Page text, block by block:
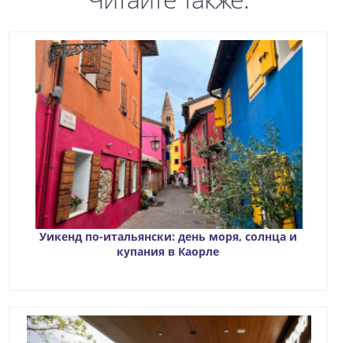
Уикенд по-итальянски: день моря, солнца и
купания в Каорле